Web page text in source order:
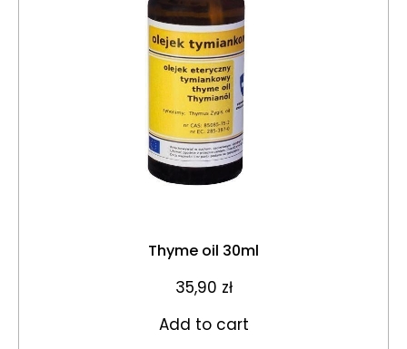
Thyme oil 30ml
35,90 zł
Add to cart